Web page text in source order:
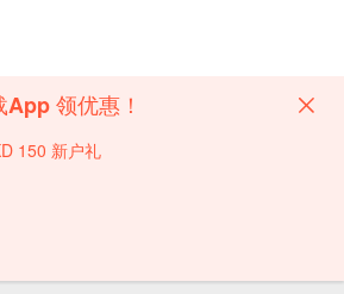
领优惠！
150 新户礼